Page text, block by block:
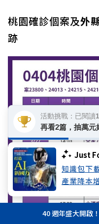
Just
知識包下
產業降本
桃園確診個案及外
跡
40 週年盛大開啟
活動挑戰：已閱讀
再看2篇，抽萬元